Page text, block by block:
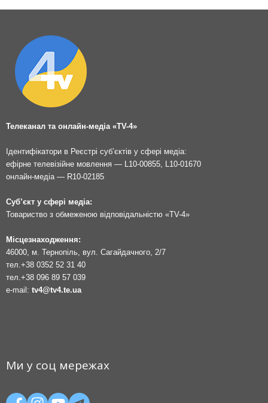
Телеканал та онлайн-медіа «TV-4»
Ідентифікатори в Реєстрі суб’єктів у сфері медіа:
ефірне телевізійне мовлення — L10-00855, L10-01670
онлайн-медіа — R10-02185
Суб’єкт у сфері медіа:
Товариство з обмеженою відповідальністю «TV-4»
Місцезнаходження:
46000, м. Тернопіль, вул. Сагайдачного, 2/7
тел.+38 0352 52 31 40
тел.+38 096 89 57 039
e-mail: tv4@tv4.te.ua
Ми у соц мережах